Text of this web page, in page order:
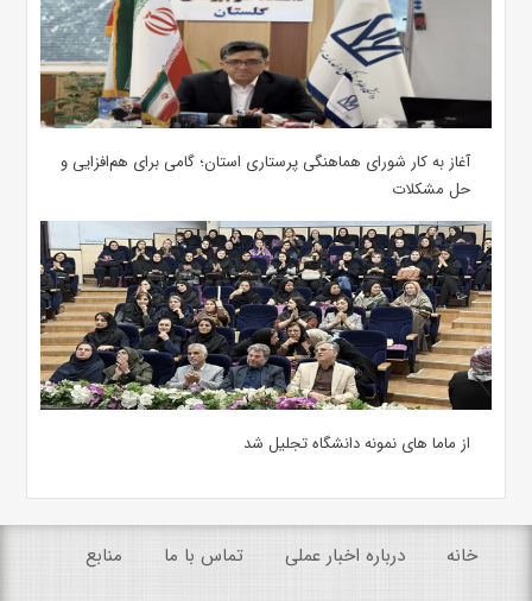
آغاز به کار شورای هماهنگی پرستاری استان؛ گامی برای هم‌افزایی و
حل مشکلات
از ماما های نمونه دانشگاه تجلیل شد
خانه درباره اخبار عملی تماس با ما منابع